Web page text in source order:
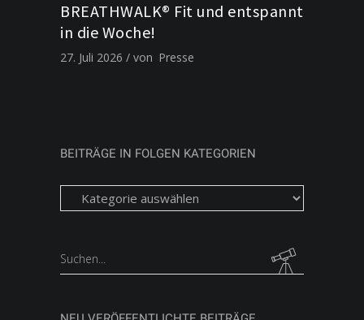
BREATHWALK® Fit und entspannt
in die Woche!
27. Juli 2026 von Presse
BEITRÄGE IN FOLGEN KATEGORIEN
Beiträge
in
Kategorien
Search